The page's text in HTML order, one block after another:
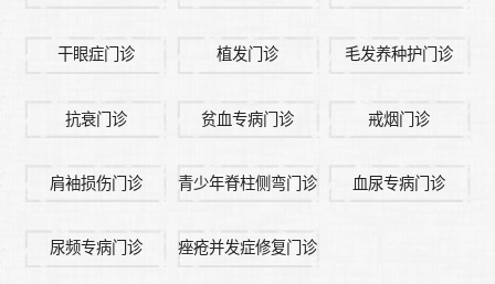
干眼症门诊 植发门诊 毛发养种护门诊
抗衰门诊 贫血专病门诊 戒烟门诊
肩袖损伤门诊 青少年脊柱侧弯门诊 血尿专病门诊
尿频专病门诊 痤疮并发症修复门诊